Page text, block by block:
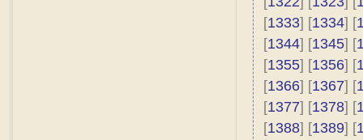
[1333] [1334] [
[1344] [1345] [
[1355] [1356] [
[1366] [1367] [
[1377] [1378] [
[1388] [1389] [